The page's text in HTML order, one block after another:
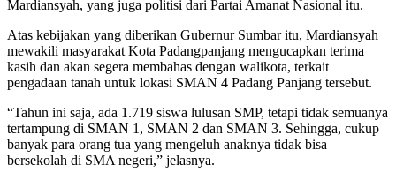
Mardiansyah, yang juga politisi dari Partai Amanat Nasional itu.
Atas kebijakan yang diberikan Gubernur Sumbar itu, Mardiansyah
mewakili masyarakat Kota Padangpanjang mengucapkan terima
kasih dan akan segera membahas dengan walikota, terkait
pengadaan tanah untuk lokasi SMAN 4 Padang Panjang tersebut.
“Tahun ini saja, ada 1.719 siswa lulusan SMP, tetapi tidak semuanya
tertampung di SMAN 1, SMAN 2 dan SMAN 3. Sehingga, cukup
banyak para orang tua yang mengeluh anaknya tidak bisa
bersekolah di SMA negeri,” jelasnya.